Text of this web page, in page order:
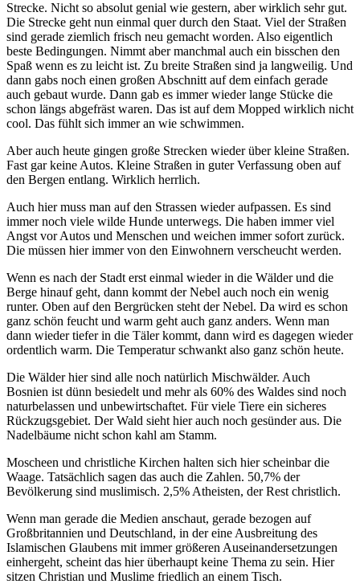
Strecke. Nicht so absolut genial wie gestern, aber wirklich sehr gut.
Die Strecke geht nun einmal quer durch den Staat. Viel der Straßen
sind gerade ziemlich frisch neu gemacht worden. Also eigentlich
beste Bedingungen. Nimmt aber manchmal auch ein bisschen den
Spaß wenn es zu leicht ist. Zu breite Straßen sind ja langweilig. Und
dann gabs noch einen großen Abschnitt auf dem einfach gerade
auch gebaut wurde. Dann gab es immer wieder lange Stücke die
schon längs abgefräst waren. Das ist auf dem Mopped wirklich nicht
cool. Das fühlt sich immer an wie schwimmen.
Aber auch heute gingen große Strecken wieder über kleine Straßen.
Fast gar keine Autos. Kleine Straßen in guter Verfassung oben auf
den Bergen entlang. Wirklich herrlich.
Auch hier muss man auf den Strassen wieder aufpassen. Es sind
immer noch viele wilde Hunde unterwegs. Die haben immer viel
Angst vor Autos und Menschen und weichen immer sofort zurück.
Die müssen hier immer von den Einwohnern verscheucht werden.
Wenn es nach der Stadt erst einmal wieder in die Wälder und die
Berge hinauf geht, dann kommt der Nebel auch noch ein wenig
runter. Oben auf den Bergrücken steht der Nebel. Da wird es schon
ganz schön feucht und warm geht auch ganz anders. Wenn man
dann wieder tiefer in die Täler kommt, dann wird es dagegen wieder
ordentlich warm. Die Temperatur schwankt also ganz schön heute.
Die Wälder hier sind alle noch natürlich Mischwälder. Auch
Bosnien ist dünn besiedelt und mehr als 60% des Waldes sind noch
naturbelassen und unbewirtschaftet. Für viele Tiere ein sicheres
Rückzugsgebiet. Der Wald sieht hier auch noch gesünder aus. Die
Nadelbäume nicht schon kahl am Stamm.
Moscheen und christliche Kirchen halten sich hier scheinbar die
Waage. Tatsächlich sagen das auch die Zahlen. 50,7% der
Bevölkerung sind muslimisch. 2,5% Atheisten, der Rest christlich.
Wenn man gerade die Medien anschaut, gerade bezogen auf
Großbritannien und Deutschland, in der eine Ausbreitung des
Islamischen Glaubens mit immer größeren Auseinandersetzungen
einhergeht, scheint das hier überhaupt keine Thema zu sein. Hier
sitzen Christian und Muslime friedlich an einem Tisch.